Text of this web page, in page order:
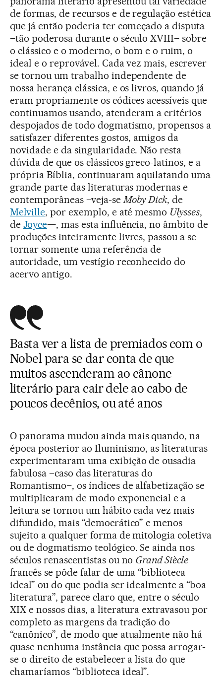
de formas, de recursos e de regulação estética
que já então poderia ter começado a disputa
–tão poderosa durante o século XVIII– sobre
o clássico e o moderno, o bom e o ruim, o
ideal e o reprovável. Cada vez mais, escrever
se tornou um trabalho independente de
nossa herança clássica, e os livros, quando já
eram propriamente os códices acessíveis que
continuamos usando, atenderam a critérios
despojados de todo dogmatismo, propensos a
satisfazer diferentes gostos, amigos da
novidade e da singularidade. Não resta
dúvida de que os clássicos greco-latinos, e a
própria Bíblia, continuaram aquilatando uma
grande parte das literaturas modernas e
contemporâneas –veja-seMoby Dick, de
Melville, por exemplo, e até mesmo Ulysses,
de Joyce—, mas esta influência, no âmbito de
produções inteiramente livres, passou a se
tornar somente uma referência de
autoridade, um vestígio reconhecido do
acervo antigo.
Basta ver a lista de premiados com o
Nobel para se dar conta de que
muitos ascenderam ao cânone
literário para cair dele ao cabo de
poucos decênios, ou até anos
O panorama mudou ainda mais quando, na
época posterior ao Iluminismo, as literaturas
experimentaram uma exibição de ousadia
fabulosa –caso das literaturas do
Romantismo–, os índices de alfabetização se
multiplicaram de modo exponencial e a
leitura se tornou um hábito cada vez mais
difundido, mais “democrático” e menos
sujeito a qualquer forma de mitologia coletiva
ou de dogmatismo teológico. Se ainda nos
séculos renascentistas ou no Grand Siècle
francês se pôde falar de uma “biblioteca
ideal” ou do que podia ser idealmente a “boa
literatura”, parece claro que, entre o século
XIX e nossos dias, a literatura extravasou por
completo as margens da tradição do
“canônico”, de modo que atualmente não há
quase nenhuma instância que possa arrogar-
se o direito de estabelecer a lista do que
chamaríamos “biblioteca ideal”.